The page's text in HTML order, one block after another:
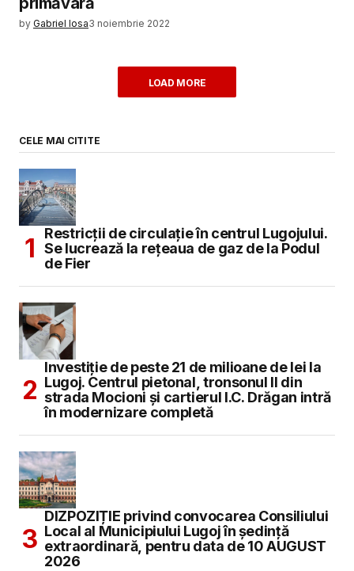
by Gabriel Iosa3 noiembrie 2022
LOAD MORE
CELE MAI CITITE
Restricții de circulație în centrul Lugojului.
Se lucrează la rețeaua de gaz de la Podul
de Fier
Investiție de peste 21 de milioane de lei la
Lugoj. Centrul pietonal, tronsonul II din
strada Mocioni și cartierul I.C. Drăgan intră
în modernizare completă
DIZPOZIȚIE privind convocarea Consiliului
Local al Municipiului Lugoj în şedinţă
extraordinară, pentru data de 10 AUGUST
2026